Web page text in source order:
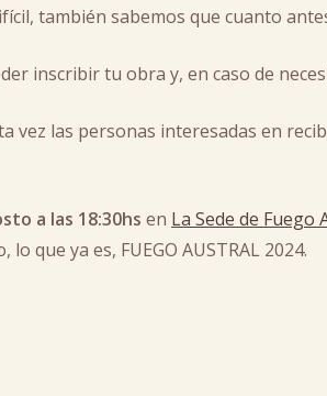
también sabemos que cuanto
inscribir tu obra y, en caso de
vez las personas interesadas en
a las 18:30hs en La Sede de Fuego
que ya es, FUEGO AUSTRAL 2024.